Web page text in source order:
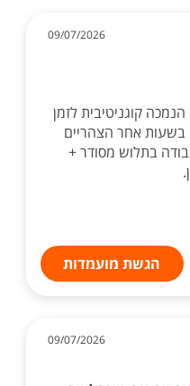
09/07/2026
לליווי נער בן 18 עם הנמכה קוגניטיבית לזמן
בשעות אחר הצהריים
בתלוש מסודר +
הגשת מועמדות
09/07/2026